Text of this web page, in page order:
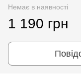
Немає в наявності
1 190 грн